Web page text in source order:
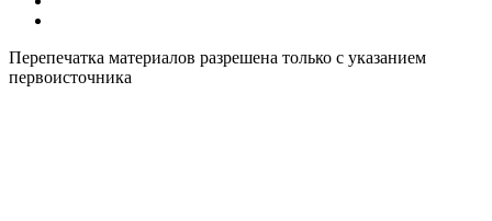
Перепечатка материалов разрешена только с указанием
первоисточника